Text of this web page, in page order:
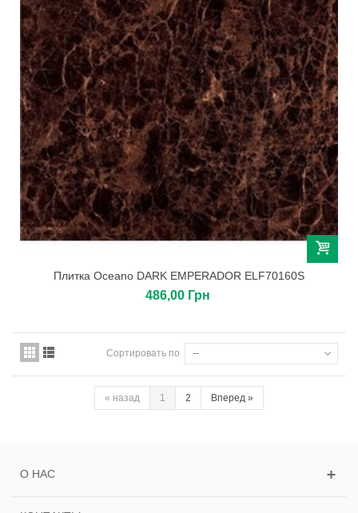
Плитка Oceano DARK EMPERADOR ELF70160S
486,00 Грн
Сортировать по --
« назад 1 2 Вперед »
О НАС